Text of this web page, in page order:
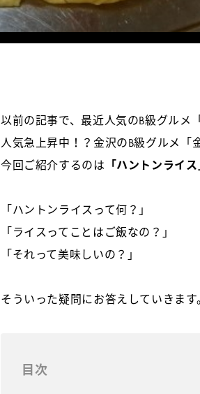
以前の記事で、最近人気のB級グルメ
人気急上昇中！？金沢のB級グルメ「
今回ご紹介するのは 「ハントンライス
「ハントンライスって何？」
「ライスってことはご飯なの？」
「それって美味しいの？」
そういった疑問にお答えしていきます。
目次